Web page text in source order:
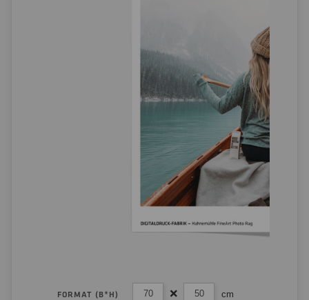
FORMAT (B*H) cm